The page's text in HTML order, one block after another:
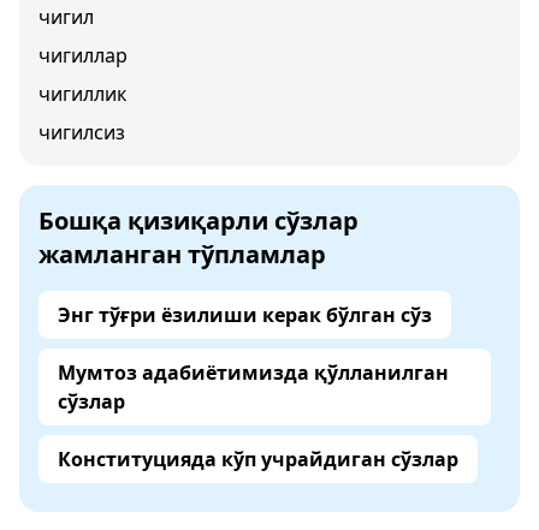
чигил
чигиллар
чигиллик
чигилсиз
Бошқа қизиқарли сўзлар
жамланган тўпламлар
Энг тўғри ёзилиши керак бўлган сўз
Мумтоз адабиётимизда қўлланилган
сўзлар
Конституцияда кўп учрайдиган сўзлар